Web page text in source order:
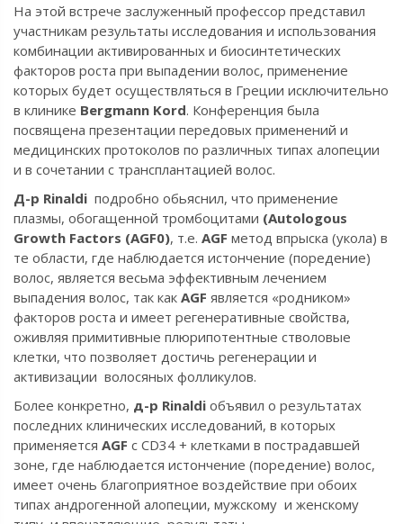
На этой встрече заслуженный профессор представил
участникам результаты исследования и использования
комбинации активированных и биосинтетических
факторов роста при выпадении волос, применение
которых будет осуществляться в Греции исключительно
в клинике Bergmann Kord. Конференция была
посвящена презентации передовых применений и
медицинских протоколов по различных типах алопеции
и в сочетании с трансплантацией волос.
Д-р Rinaldi подробно обьяснил, что применение
плазмы, обогащенной тромбоцитами (Autologous
Growth Factors (AGF0), т.е. AGF метод впрыска (укола) в
те области, где наблюдается истончение (поредение)
волос, является весьма эффективным лечением
выпадения волос, так как AGF является «родником»
факторов роста и имеет регенеративные свойства,
оживляя примитивные плюрипотентные стволовые
клетки, что позволяет достичь регенерации и
активизации волосяных фолликулов.
Более конкретно, д-р Rinaldi объявил о результатах
последних клинических исследований, в которых
применяется AGF с CD34 + клетками в пострадавшей
зоне, где наблюдается истончение (поредение) волос,
имеет очень благоприятное воздействие при обоих
типах андрогенной алопеции, мужскому и женскому